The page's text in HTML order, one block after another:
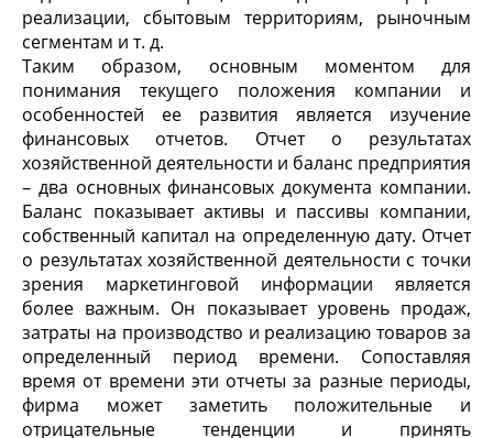
реализации, сбытовым территориям, рыночным
сегментам и т. д.
Таким образом, основным моментом для
понимания текущего положения компании и
особенностей ее развития является изучение
финансовых отчетов. Отчет о результатах
хозяйственной деятельности и баланс предприятия
– два основных финансовых документа компании.
Баланс показывает активы и пассивы компании,
собственный капитал на определенную дату. Отчет
о результатах хозяйственной деятельности с точки
зрения маркетинговой информации является
более важным. Он показывает уровень продаж,
затраты на производство и реализацию товаров за
определенный период времени. Сопоставляя
время от времени эти отчеты за разные периоды,
фирма может заметить положительные и
отрицательные тенденции и принять